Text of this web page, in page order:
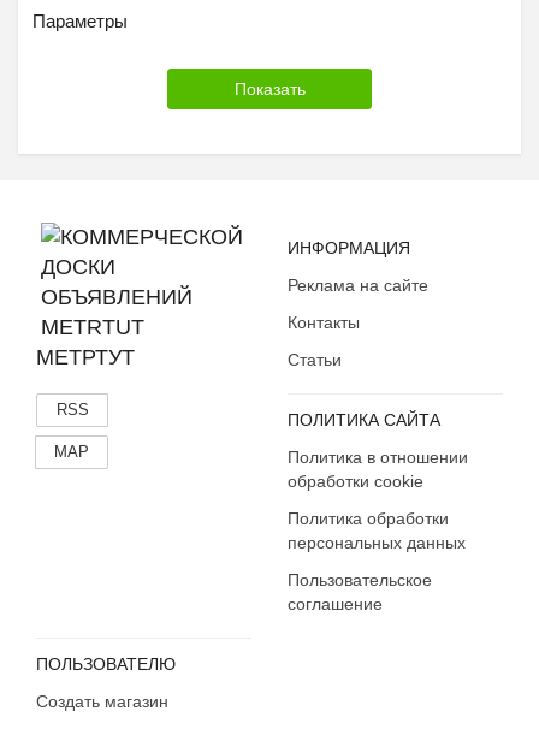
Параметры
МЕТРТУТ
RSS
MAP
ИНФОРМАЦИЯ
Реклама на сайте
Контакты
Статьи
ПОЛИТИКА САЙТА
Политика в отношении
обработки cookie
Политика обработки
персональных данных
Пользовательское
соглашение
ПОЛЬЗОВАТЕЛЮ
Создать магазин